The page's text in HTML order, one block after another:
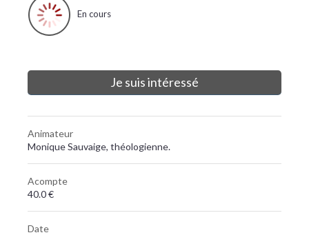
En cours
Je suis intéressé
Animateur
Monique Sauvaige, théologienne.
Acompte
40.0 €
Date